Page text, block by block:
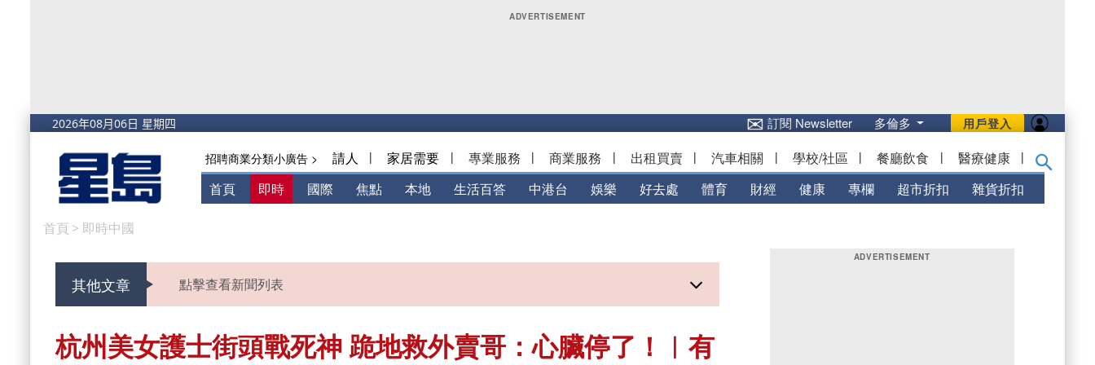
用戶登入
✉訂閱 Newsletter 多倫多
招聘商業分類小廣告 > 請人 | 家居需要 | 專業服務 | 商業服務 | 出租買賣 | 汽車相關 | 學校/社區 | 餐廳飲食 | 醫療健康 |
首頁 即時 國際 焦點 本地 生活百答 中港台 娛樂 好去處 體育 財經 健康 專欄 超市折扣 雜貨折扣
首頁 > 即時中國
其他文章 點擊查看新聞列表
杭州美女護士街頭戰死神 跪地救外賣哥：心臟停了！︱有